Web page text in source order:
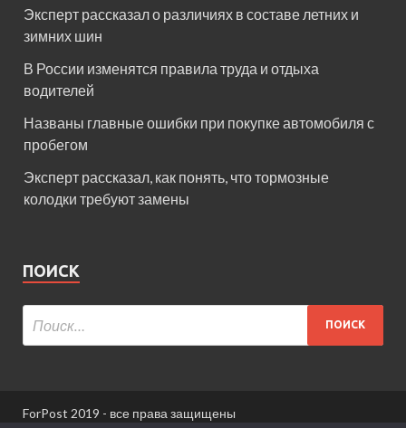
Эксперт рассказал о различиях в составе летних и
зимних шин
В России изменятся правила труда и отдыха
водителей
Названы главные ошибки при покупке автомобиля с
пробегом
Эксперт рассказал, как понять, что тормозные
колодки требуют замены
ПОИСК
ForPost 2019 - все права защищены